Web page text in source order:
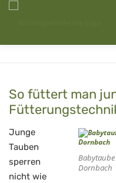
Auffangstationen
So füttert man
Dornbach
Junge
Tauben
sperren
nicht wie